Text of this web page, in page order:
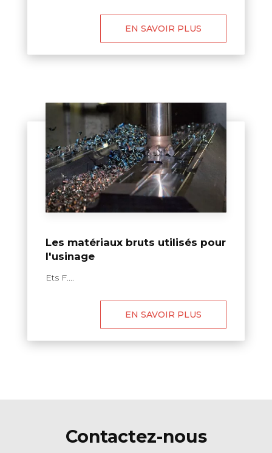
EN SAVOIR PLUS
Les matériaux bruts utilisés pour
l'usinage
Ets F....
EN SAVOIR PLUS
Contactez-nous